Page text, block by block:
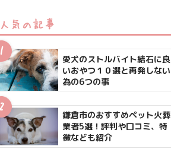
人気の記事
愛犬のストルバイト結石に良
いおやつ１０選と再発しない
為の6つの事
鎌倉市のおすすめペット火葬
業者5選！評判や口コミ、特
徴なども紹介